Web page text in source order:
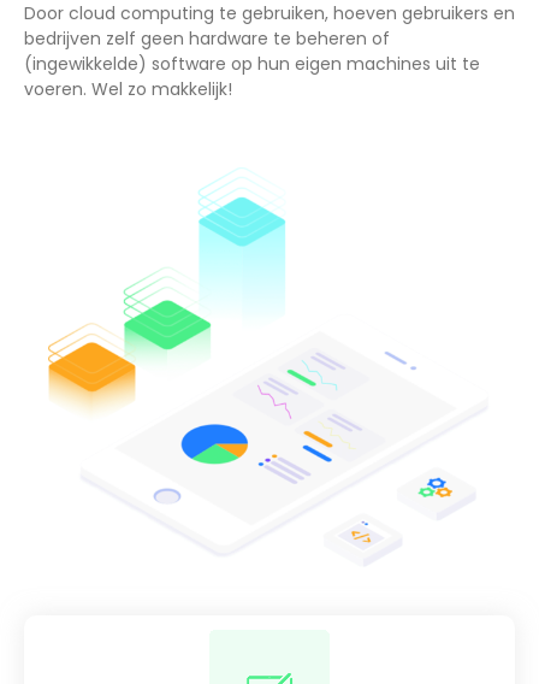
Door cloud computing te gebruiken, hoeven gebruikers en
bedrijven zelf geen hardware te beheren of
(ingewikkelde) software op hun eigen machines uit te
voeren. Wel zo makkelijk!